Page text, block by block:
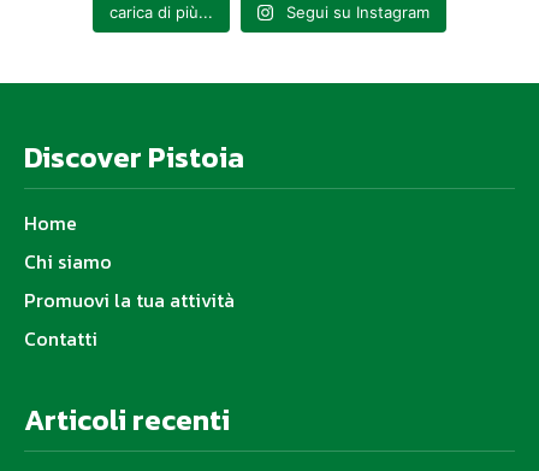
carica di più... Segui su Instagram
Discover Pistoia
Home
Chi siamo
Promuovi la tua attività
Contatti
Articoli recenti